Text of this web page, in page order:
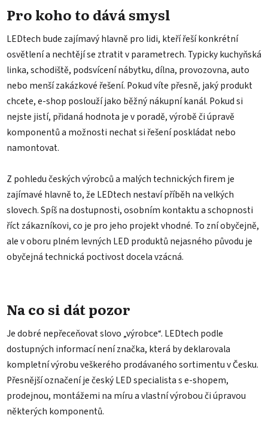
Pro koho to dává smysl
LEDtech bude zajímavý hlavně pro lidi, kteří řeší konkrétní
osvětlení a nechtějí se ztratit v parametrech. Typicky kuchyňská
linka, schodiště, podsvícení nábytku, dílna, provozovna, auto
nebo menší zakázkové řešení. Pokud víte přesně, jaký produkt
chcete, e-shop poslouží jako běžný nákupní kanál. Pokud si
nejste jistí, přidaná hodnota je v poradě, výrobě či úpravě
komponentů a možnosti nechat si řešení poskládat nebo
namontovat.
Z pohledu českých výrobců a malých technických firem je
zajímavé hlavně to, že LEDtech nestaví příběh na velkých
slovech. Spíš na dostupnosti, osobním kontaktu a schopnosti
říct zákazníkovi, co je pro jeho projekt vhodné. To zní obyčejně,
ale v oboru plném levných LED produktů nejasného původu je
obyčejná technická poctivost docela vzácná.
Na co si dát pozor
Je dobré nepřeceňovat slovo „výrobce“. LEDtech podle
dostupných informací není značka, která by deklarovala
kompletní výrobu veškerého prodávaného sortimentu v Česku.
Přesnější označení je český LED specialista s e-shopem,
prodejnou, montážemi na míru a vlastní výrobou či úpravou
některých komponentů.